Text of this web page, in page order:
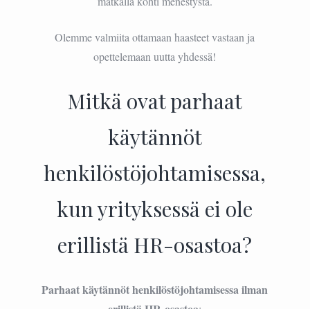
Olemme valmiita ottamaan haasteet vastaan ja
opettelemaan uutta yhdessä!
Mitkä ovat parhaat
käytännöt
henkilöstöjohtamisessa,
kun yrityksessä ei ole
erillistä HR-osastoa?
Parhaat käytännöt henkilöstöjohtamisessa ilman